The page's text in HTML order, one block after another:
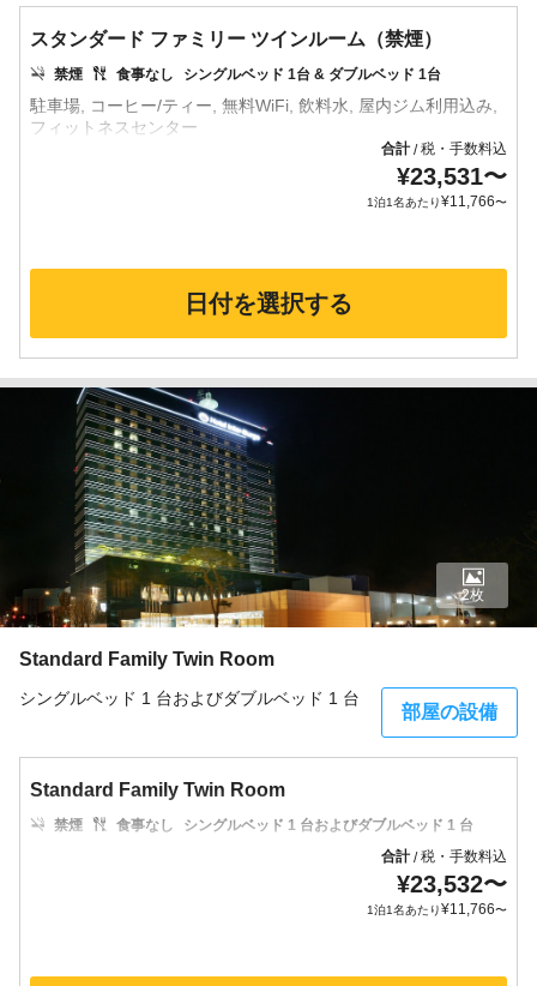
スタンダード ファミリー ツインルーム（禁煙）
禁煙 食事なし シングルベッド 1台 & ダブルベッド 1台
駐車場, コーヒー/ティー, 無料WiFi, 飲料水, 屋内ジム利用込み,
合計/税・手数料込
¥23,531〜
1泊1名あたり¥11,766〜
日付を選択する
Standard Family Twin Room
シングルベッド 1 台およびダブルベッド 1 台
部屋の設備
2枚
Standard Family Twin Room
禁煙 食事なし
シングルベッド 1 台およびダブルベッド 1 台
合計/税・手数料込
¥23,532〜
1泊1名あたり¥11,766〜